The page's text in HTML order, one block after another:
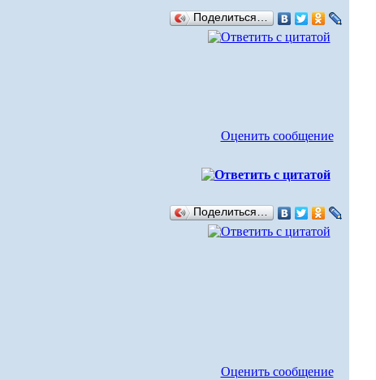
Поделиться…
Оценить сообщение
Поделиться…
Оценить сообщение